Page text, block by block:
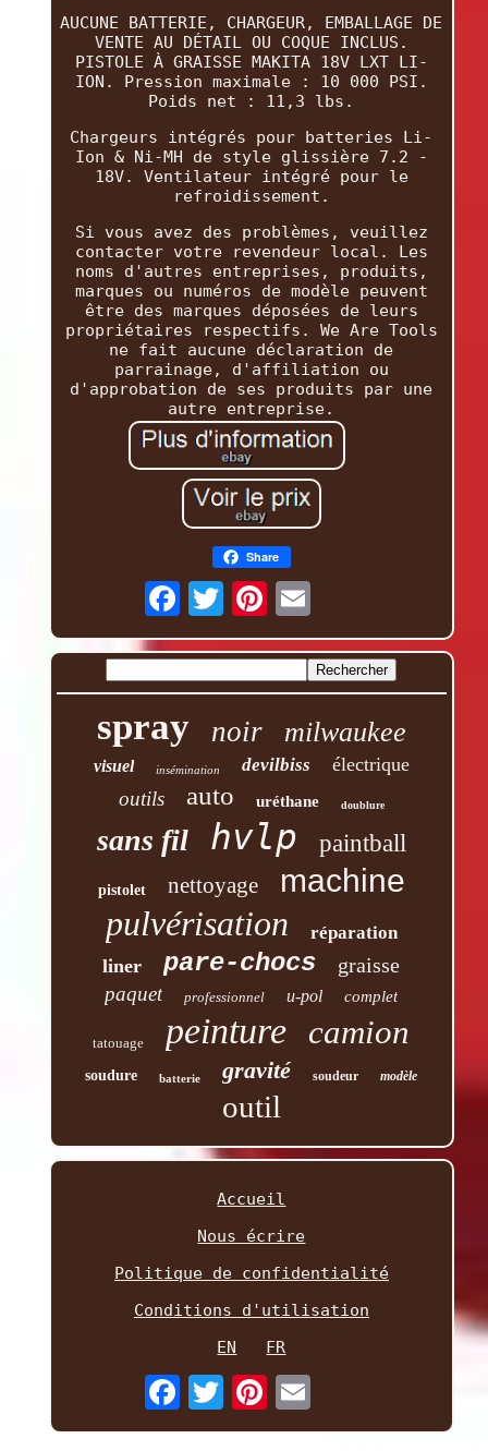
AUCUNE BATTERIE, CHARGEUR, EMBALLAGE DE
VENTE AU DÉTAIL OU COQUE INCLUS.
PISTOLE À GRAISSE MAKITA 18V LXT LI-
ION. Pression maximale : 10 000 PSI.
Poids net : 11,3 lbs.
Chargeurs intégrés pour batteries Li-
Ion & Ni-MH de style glissière 7.2 -
18V. Ventilateur intégré pour le
refroidissement.
Si vous avez des problèmes, veuillez
contacter votre revendeur local. Les
noms d'autres entreprises, produits,
marques ou numéros de modèle peuvent
être des marques déposées de leurs
propriétaires respectifs. We Are Tools
ne fait aucune déclaration de
parrainage, d'affiliation ou
d'approbation de ses produits par une
autre entreprise.
Share
spray noir milwaukee
visuel insémination devilbiss électrique
outils auto uréthane doublure
sans fil hvlp paintball
pistolet nettoyage machine
pulvérisation réparation
liner pare-chocs graisse
paquet professionnel u-pol complet
tatouage peinture camion
soudure batterie gravité soudeur modèle
outil
Accueil
Nous écrire
Politique de confidentialité
Conditions d'utilisation
EN
FR